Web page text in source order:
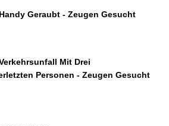
Geraubt - Zeugen Gesucht
Mit Drei
Personen - Zeugen Gesucht